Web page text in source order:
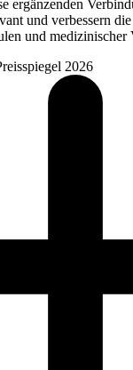
ergänzenden
und verbessern
und medizinischer
2026